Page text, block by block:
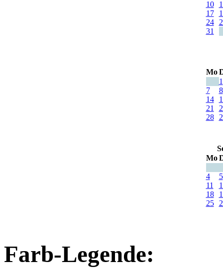
10
17
24
31
Mo
1
7
8
14
21
28
Mo
4
5
11
18
25
Farb-Legende: